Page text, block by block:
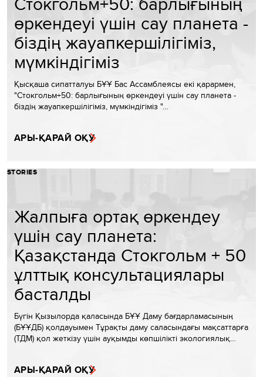
өркендеуі үшін сау планета -
біздің жауапкершілігіміз,
мүмкіндігіміз
Қысқаша сипатталуы БҰҰ Бас Ассамблеясы екі қарармен,
"Стокгольм+50: барлығының өркендеуі үшін сау планета -
біздің жауапкершілігіміз, мүмкіндігіміз "…
АРЫ-ҚАРАЙ ОҚУ
STORIES
Жалпыға ортақ өркендеу
үшін сау планета:
Қазақстанда Стокгольм + 50
ұлттық консультациялары
басталды
Бүгін Қызылорда қаласында БҰҰ Даму бағдарламасының
(БҰҰДБ) қолдауымен Тұрақты даму саласындағы мақсаттарға
(ТДМ) қол жеткізу үшін ауқымды көпшілікті экологиялық…
АРЫ-ҚАРАЙ ОҚУ